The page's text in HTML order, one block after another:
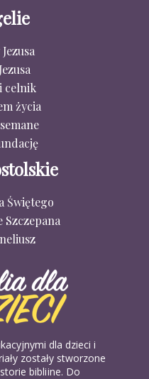
celnik
życia
Świętego
Szczepana
dla dzieci i
zostały stworzone
biblijne. Do